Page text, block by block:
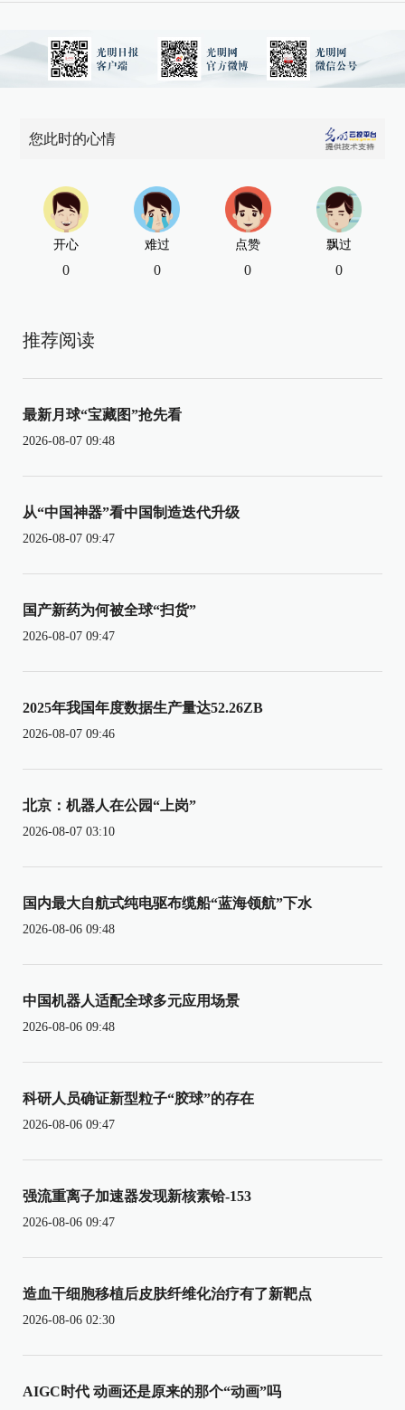
您此时的心情
开心
0
难过
0
点赞
0
飘过
0
推荐阅读
最新月球“宝藏图”抢先看
2026-08-07 09:48
从“中国神器”看中国制造迭代升级
2026-08-07 09:47
国产新药为何被全球“扫货”
2026-08-07 09:47
2025年我国年度数据生产量达52.26ZB
2026-08-07 09:46
北京：机器人在公园“上岗”
2026-08-07 03:10
国内最大自航式纯电驱布缆船“蓝海领航”下水
2026-08-06 09:48
中国机器人适配全球多元应用场景
2026-08-06 09:48
科研人员确证新型粒子“胶球”的存在
2026-08-06 09:47
强流重离子加速器发现新核素铪-153
2026-08-06 09:47
造血干细胞移植后皮肤纤维化治疗有了新靶点
2026-08-06 02:30
AIGC时代 动画还是原来的那个“动画”吗